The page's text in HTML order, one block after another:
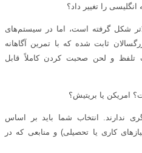
شکل گرفته است، اما در سیستم‌های
ثابت شده که با تمرین آگاهانه
تلفظ و لحن صحبت کردن کاملاً قابل
ندارند. انتخاب شما باید بر اساس
کاری یا تحصیلی) و منابعی که در